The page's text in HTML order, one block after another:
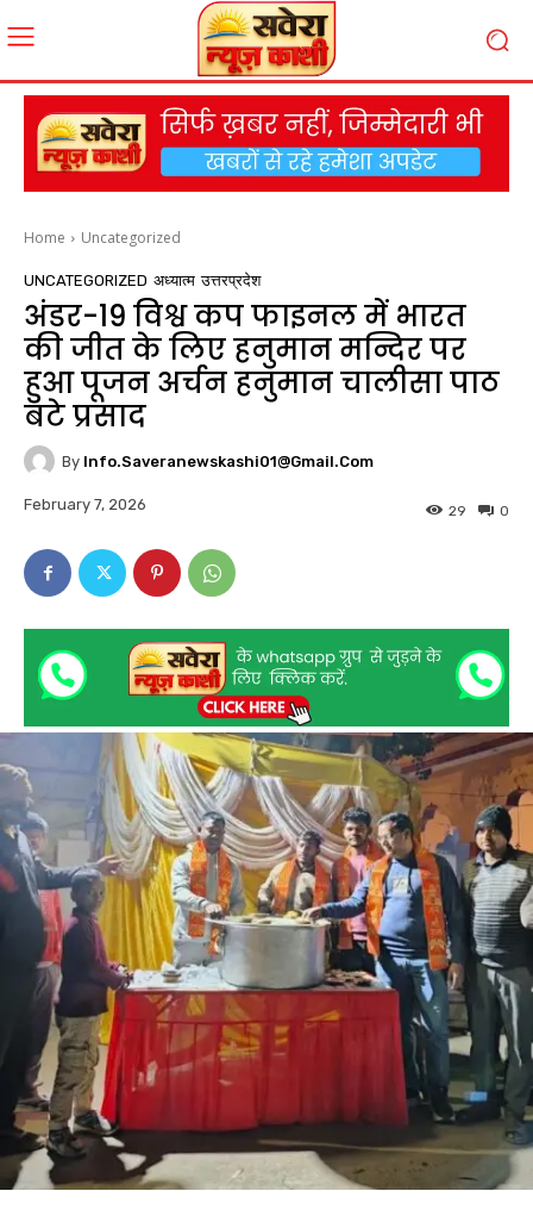
Home Uncategorized
UNCATEGORIZED अध्यात्म उत्तरप्रदेश
अंडर-19 विश्व कप फाइनल में भारत
की जीत के लिए हनुमान मन्दिर पर
हुआ पूजन अर्चन हनुमान चालीसा पाठ
बटे प्रसाद
By Info.saveranewskashi01@gmail.com
February 7, 2026 0
29